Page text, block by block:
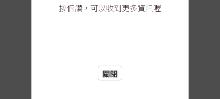
按個讚，可以收到更多資訊喔
關閉